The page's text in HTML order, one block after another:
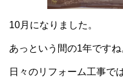
10月になりました。
あっという間の1年ですね
日々のリフォーム工事で